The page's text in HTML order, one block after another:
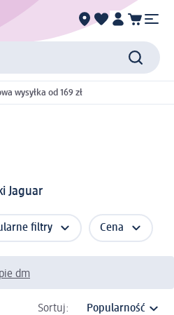
wysyłka od 169 zł
Jaguar
filtry Cena
dm
Sortuj: